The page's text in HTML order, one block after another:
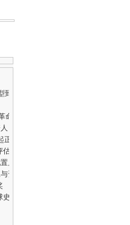
普惠算力
命
式发行
估
航，权益市场迎来黄金年代
资本市场格局
上首个冠军1000万！